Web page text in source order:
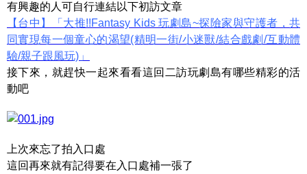
有興趣的人可自行連結以下初訪文章
【台中】「大推!!Fantasy Kids 玩劇島~探險家與守護者，共
同實現每一個童心的渴望(精明一街/小迷獸/結合戲劇/互動體
驗/親子跟風玩)」
接下來，就趕快一起來看看這回二訪玩劇島有哪些精彩的活
動吧
上次來忘了拍入口處
這回再來就有記得要在入口處補一張了